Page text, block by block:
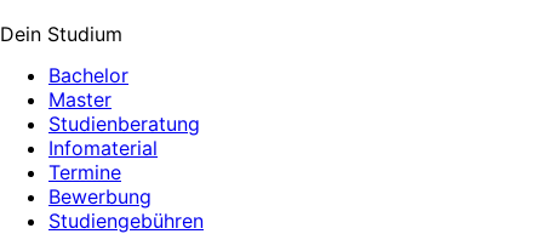
Dein Studium
Bachelor
Master
Studienberatung
Infomaterial
Termine
Bewerbung
Studiengebühren